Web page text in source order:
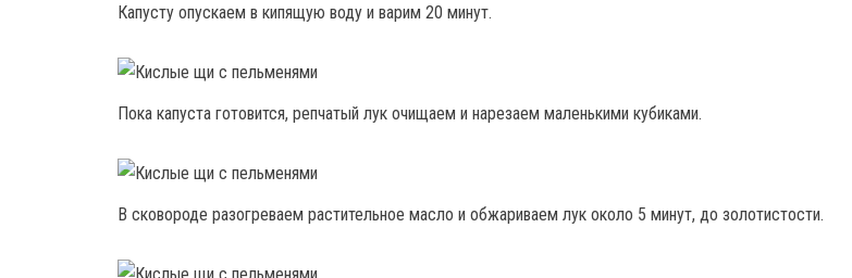
Капусту опускаем в кипящую воду и варим 20 минут.
Пока капуста готовится, репчатый лук очищаем и нарезаем маленькими кубиками.
В сковороде разогреваем растительное масло и обжариваем лук около 5 минут, до золотистости.